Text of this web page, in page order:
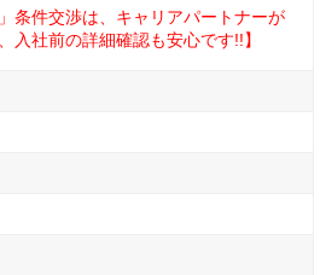
条件交渉は、キャリアパートナーが
入社前の詳細確認も安心です!!】